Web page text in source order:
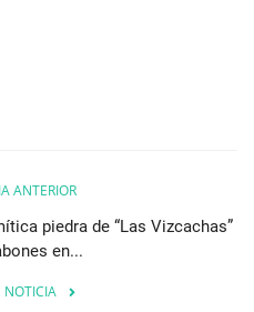
ANTERIOR
piedra de “Las Vizcachas”
en...
NOTICIA